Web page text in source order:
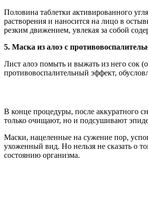
Половина таблетки активированного
растворения и наносится на лицо в
резким движением, увлекая за собой
5. Маска из алоэ с
Лист алоэ помыть и выжать из него сок
противовоспалительный эффект,
В конце процедуры, после аккуратного
только очищают, но и подсушивают
Маски, нацеленные на сужение пор,
ухоженный вид. Но нельзя не сказать о
состоянию организма.